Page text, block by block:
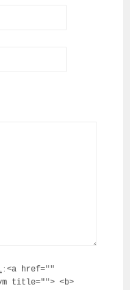
:<a href=""
title=""> <b>